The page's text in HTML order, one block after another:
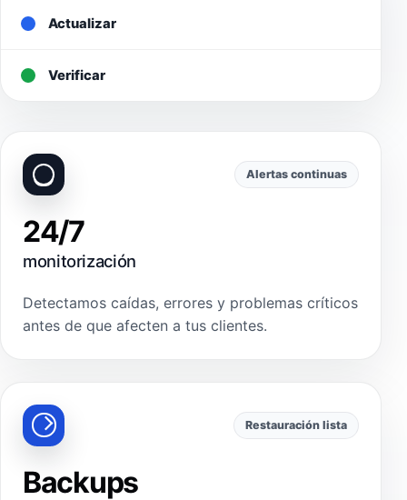
Actualizar
Verificar
Alertas continuas
24/7
monitorización
Detectamos caídas, errores y problemas críticos
antes de que afecten a tus clientes.
Restauración lista
Backups